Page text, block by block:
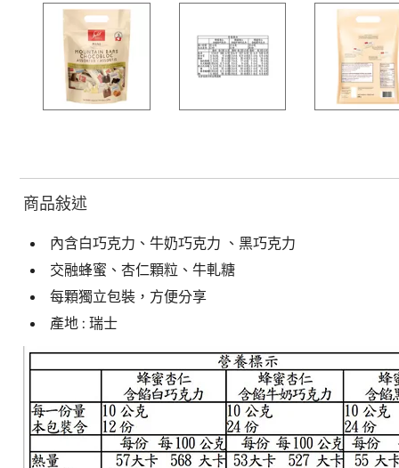
商品敍述
內含白巧克力、牛奶巧克力 、黑巧克力
交融蜂蜜、杏仁顆粒、牛軋糖
每顆獨立包裝，方便分享
產地 : 瑞士